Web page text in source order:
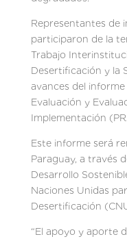
Representantes de
participaron de la
Trabajo
Desertificación y la
avances del
Evaluación y
Implementación
Este informe será
Paraguay, a través
Desarrollo
Naciones Unidas
Desertificación
“El apoyo y aporte